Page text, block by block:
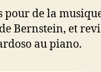
pour de la
Bernstein, et
au piano.